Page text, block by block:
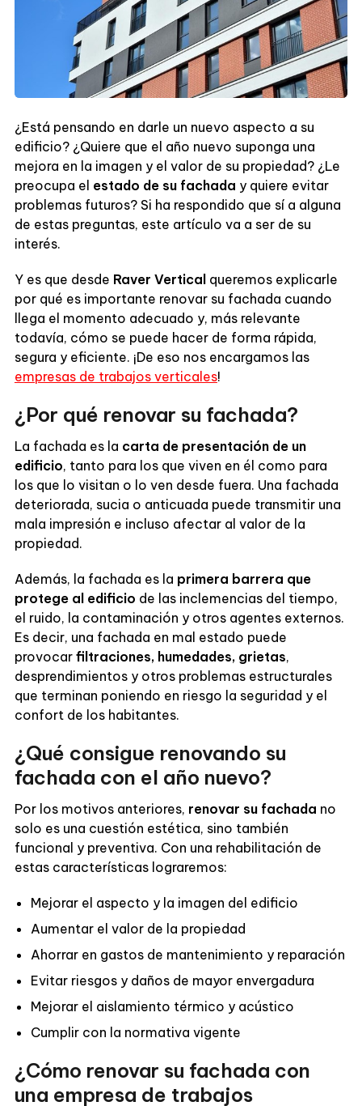
¿Está pensando en darle un nuevo aspecto a su
edificio? ¿Quiere que el año nuevo suponga una
mejora en la imagen y el valor de su propiedad? ¿Le
preocupa el estado de su fachada y quiere evitar
problemas futuros? Si ha respondido que sí a alguna
de estas preguntas, este artículo va a ser de su
interés.
Y es que desde Raver Vertical queremos explicarle
por qué es importante renovar su fachada cuando
llega el momento adecuado y, más relevante
todavía, cómo se puede hacer de forma rápida,
segura y eficiente. ¡De eso nos encargamos las
empresas de trabajos verticales!
¿Por qué renovar su fachada?
La fachada es la carta de presentación de un
edificio, tanto para los que viven en él como para
los que lo visitan o lo ven desde fuera. Una fachada
deteriorada, sucia o anticuada puede transmitir una
mala impresión e incluso afectar al valor de la
propiedad.
Además, la fachada es la primera barrera que
protege al edificio de las inclemencias del tiempo,
el ruido, la contaminación y otros agentes externos.
Es decir, una fachada en mal estado puede
provocar filtraciones, humedades, grietas,
desprendimientos y otros problemas estructurales
que terminan poniendo en riesgo la seguridad y el
confort de los habitantes.
¿Qué consigue renovando su
fachada con el año nuevo?
Por los motivos anteriores, renovar su fachada no
solo es una cuestión estética, sino también
funcional y preventiva. Con una rehabilitación de
estas características lograremos:
Mejorar el aspecto y la imagen del edificio
Aumentar el valor de la propiedad
Ahorrar en gastos de mantenimiento y reparación
Evitar riesgos y daños de mayor envergadura
Mejorar el aislamiento térmico y acústico
Cumplir con la normativa vigente
¿Cómo renovar su fachada con
una empresa de trabajos